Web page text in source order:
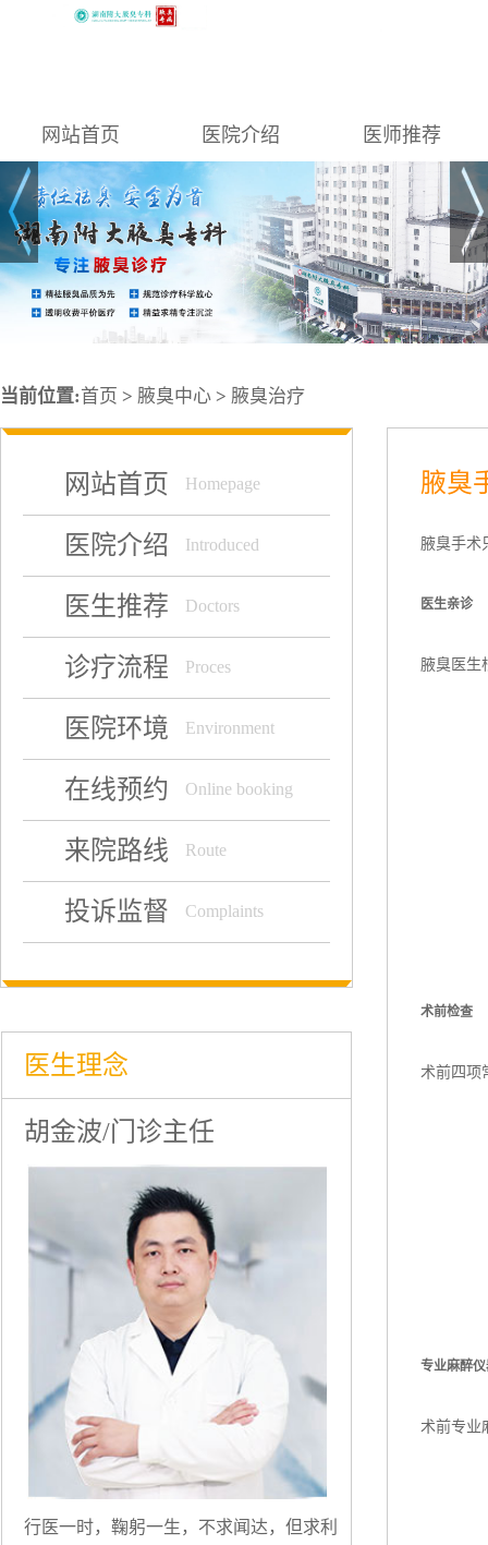
网站首页 医院介绍 医师推荐
当前位置:首页 > 腋臭中心 > 腋臭治疗
网站首页 Homepage
医院介绍 Introduced
医生推荐 Doctors
诊疗流程 Proces
医院环境 Environment
在线预约 Online booking
来院路线 Route
投诉监督 Complaints
医生理念
胡金波/门诊主任
行医一时，鞠躬一生，不求闻达，但求利
腋臭
腋臭手术
医生亲诊
腋臭医生
术前检查
术前四项
专业麻醉
术前专业